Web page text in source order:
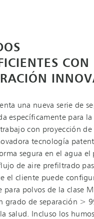
una nueva serie de
específicamente para
con proyección de
tecnología
segura en el agua el
de aire prefiltrado
el cliente puede
para polvos de la clase
grado de separación >
salud. Incluso los